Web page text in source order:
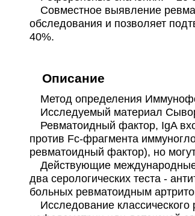
Маркеры ревматоидного
✚Маркеры системных
✚Маркеры системных васкулитов
75, Ku, PDGFR, Ro-52)
Профиль серодиагностики
Совместное выявление
обследования и позволяет
40%.
Описание
Метод определения
Исследуемый материал
Ревматоидный фактор, IgA
против Fc-фрагмента
ревматоидный фактор), но
Действующие международные
два серологических теста -
больных ревматоидным
Исследование